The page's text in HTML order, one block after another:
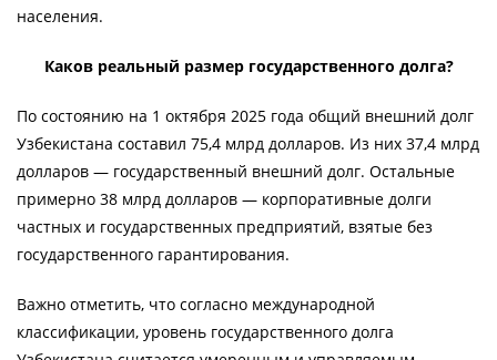
населения.
Каков реальный размер государственного долга?
По состоянию на 1 октября 2025 года общий внешний долг
Узбекистана составил 75,4 млрд долларов. Из них 37,4 млрд
долларов — государственный внешний долг. Остальные
примерно 38 млрд долларов — корпоративные долги
частных и государственных предприятий, взятые без
государственного гарантирования.
Важно отметить, что согласно международной
классификации, уровень государственного долга